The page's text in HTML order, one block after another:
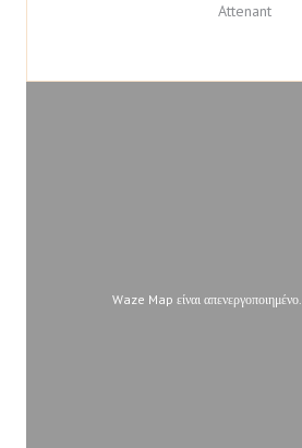
Attenant
Waze Map είναι απενεργοποιημένο.